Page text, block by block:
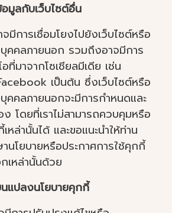
มูลกับเว็บไซต์อื่น
จมีการเชื่อมโยงไปยังเว็บไซต์หรือ
บุคคลภายนอก รวมถึงอาจมีการ
ที่มาจากโซเชียลมีเดีย เช่น
เป็นต้น ซึ่งเว็บไซต์หรือ
คคลภายนอกจะมีการกำหนดและ
โดยที่เราไม่สามารถควบคุมหรือ
ล่านั้นได้ และขอแนะนำให้ท่าน
านโยบายหรือประกาศการใช้คุกกี้
เหล่านั้นด้วย
แปลงนโยบายคุกกี้